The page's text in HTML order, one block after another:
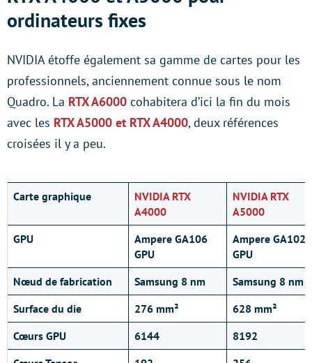
ordinateurs fixes
NVIDIA étoffe également sa gamme de cartes pour les
professionnels, anciennement connue sous le nom
Quadro. La RTX A6000 cohabitera d’ici la fin du mois
avec les RTX A5000 et RTX A4000, deux références
croisées il y a peu.
Carte graphique
NVIDIA RTX
A4000
NVIDIA RTX
A5000
GPU
Ampere GA106
GPU
Ampere GA102
GPU
Nœud de fabrication
Samsung 8 nm
Samsung 8 nm
Surface du die
276 mm²
628 mm²
Cœurs GPU
6144
8192